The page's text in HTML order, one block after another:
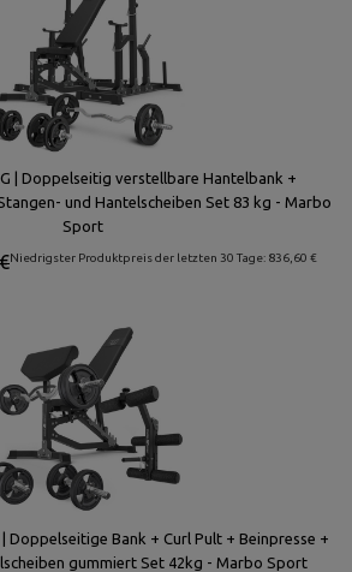
| Doppelseitig verstellbare Hantelbank +
und Hantelscheiben Set 83 kg - Marbo
Sport
Niedrigster Produktpreis der letzten 30 Tage: 836,60 €
| Doppelseitige Bank + Curl Pult + Beinpresse +
gummiert Set 42kg - Marbo Sport